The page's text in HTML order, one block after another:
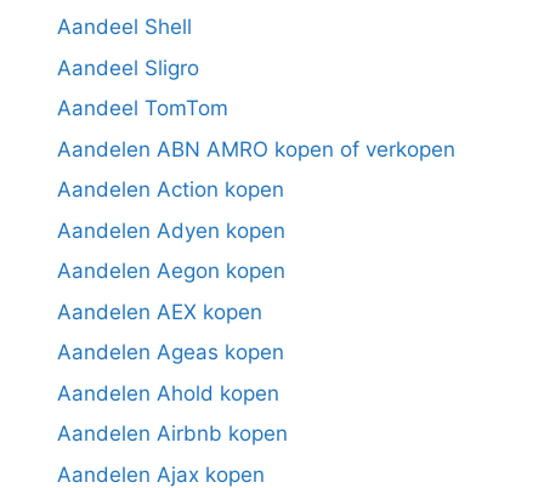
Aandeel Shell
Aandeel Sligro
Aandeel TomTom
Aandelen ABN AMRO kopen of verkopen
Aandelen Action kopen
Aandelen Adyen kopen
Aandelen Aegon kopen
Aandelen AEX kopen
Aandelen Ageas kopen
Aandelen Ahold kopen
Aandelen Airbnb kopen
Aandelen Ajax kopen